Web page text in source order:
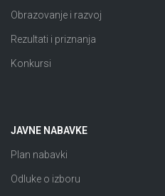
Obrazovanje i razvoj
Rezultati i priznanja
Konkursi
JAVNE NABAVKE
Plan nabavki
Odluke o izboru